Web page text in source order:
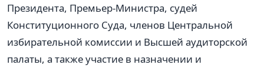
Президента, Премьер-Министра, судей
Конституционного Суда, членов Центральной
избирательной комиссии и Высшей аудиторской
палаты, а также участие в назначении и